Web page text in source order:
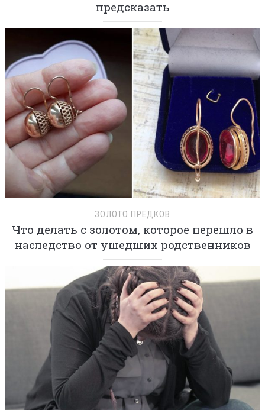
предсказать
ЗОЛОТО ПРЕДКОВ
Что делать с золотом, которое перешло в
наследство от ушедших родственников